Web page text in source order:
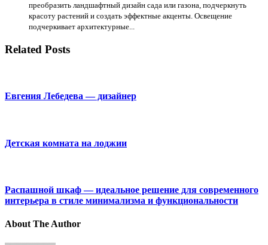
преобразить ландшафтный дизайн сада или газона, подчеркнуть
красоту растений и создать эффектные акценты. Освещение
подчеркивает архитектурные...
Related Posts
Евгения Лебедева — дизайнер
Детская комната на лоджии
Распашной шкаф — идеальное решение для современного
интерьера в стиле минимализма и функциональности
About The Author